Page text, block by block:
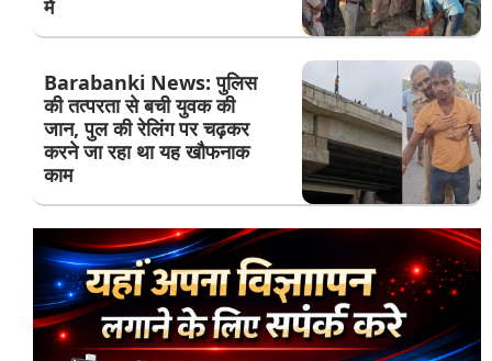
में
Barabanki News: पुलिस
की तत्परता से बची युवक की
जान, पुल की रेलिंग पर चढ़कर
करने जा रहा था यह खौफनाक
काम